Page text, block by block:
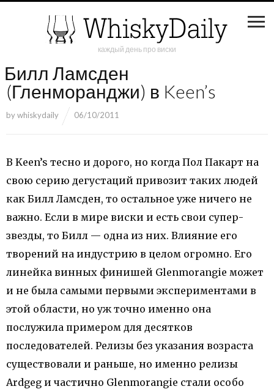
каждый день про виски
Билл Ламсден
(Гленморанджи) в Keen’s
bywhiskydaily 06/10/2011
В Keen’s тесно и дорого, но когда Пол Пакарт на
свою серию дегустаций привозит таких людей
как Билл Ламсден, то остальное уже ничего не
важно. Если в мире виски и есть свои супер-
звезды, то Билл — одна из них. Влияние его
творений на индустрию в целом огромно. Его
линейка винных финишей Glenmorangie может
и не была самыми первыми экспериментами в
этой области, но уж точно именно она
послужила примером для десятков
последователей. Релизы без указания возраста
существовали и раньше, но именно релизы
Ardgeg и частично Glenmorangie стали особо